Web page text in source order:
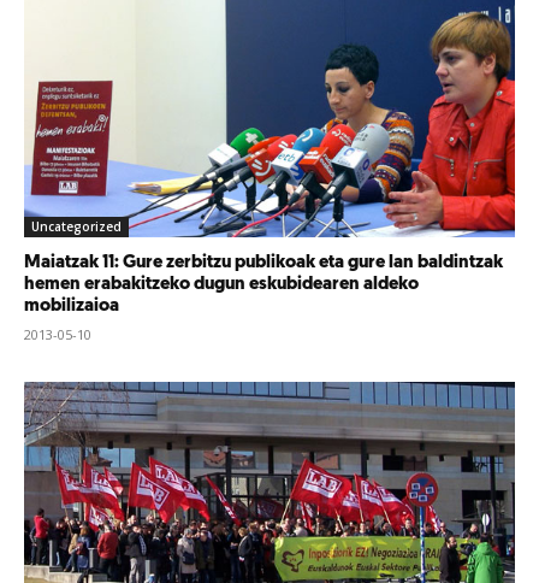
Uncategorized
Maiatzak 11: Gure zerbitzu publikoak eta gure lan baldintzak
hemen erabakitzeko dugun eskubidearen aldeko
mobilizaioa
2013-05-10